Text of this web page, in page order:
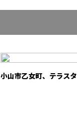
小山市乙女町、テラス